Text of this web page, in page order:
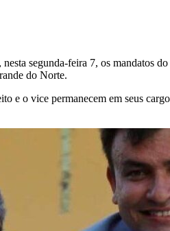
nesta segunda-feira 7, os mandatos
do Norte.
e o vice permanecem em seus